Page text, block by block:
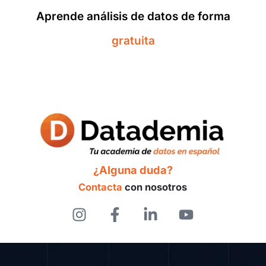
Aprende análisis de datos de forma
gratuita
¿Alguna duda?
Contacta con nosotros